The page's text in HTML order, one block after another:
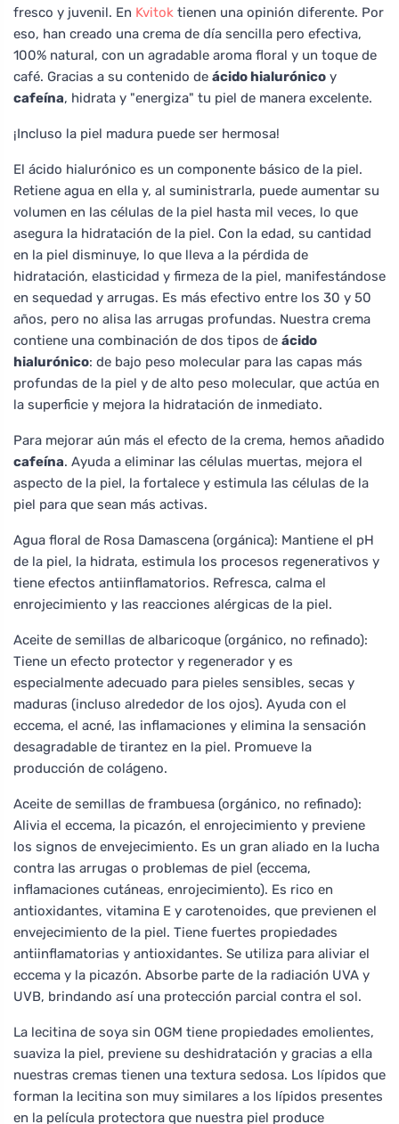
fresco y juvenil. En Kvitok tienen una opinión diferente. Por
eso, han creado una crema de día sencilla pero efectiva,
100% natural, con un agradable aroma floral y un toque de
café. Gracias a su contenido de ácido hialurónico y
cafeína, hidrata y "energiza" tu piel de manera excelente.
¡Incluso la piel madura puede ser hermosa!
El ácido hialurónico es un componente básico de la piel.
Retiene agua en ella y, al suministrarla, puede aumentar su
volumen en las células de la piel hasta mil veces, lo que
asegura la hidratación de la piel. Con la edad, su cantidad
en la piel disminuye, lo que lleva a la pérdida de
hidratación, elasticidad y firmeza de la piel, manifestándose
en sequedad y arrugas. Es más efectivo entre los 30 y 50
años, pero no alisa las arrugas profundas. Nuestra crema
contiene una combinación de dos tipos de ácido
hialurónico: de bajo peso molecular para las capas más
profundas de la piel y de alto peso molecular, que actúa en
la superficie y mejora la hidratación de inmediato.
Para mejorar aún más el efecto de la crema, hemos añadido
cafeína. Ayuda a eliminar las células muertas, mejora el
aspecto de la piel, la fortalece y estimula las células de la
piel para que sean más activas.
Agua floral de Rosa Damascena (orgánica): Mantiene el pH
de la piel, la hidrata, estimula los procesos regenerativos y
tiene efectos antiinflamatorios. Refresca, calma el
enrojecimiento y las reacciones alérgicas de la piel.
Aceite de semillas de albaricoque (orgánico, no refinado):
Tiene un efecto protector y regenerador y es
especialmente adecuado para pieles sensibles, secas y
maduras (incluso alrededor de los ojos). Ayuda con el
eccema, el acné, las inflamaciones y elimina la sensación
desagradable de tirantez en la piel. Promueve la
producción de colágeno.
Aceite de semillas de frambuesa (orgánico, no refinado):
Alivia el eccema, la picazón, el enrojecimiento y previene
los signos de envejecimiento. Es un gran aliado en la lucha
contra las arrugas o problemas de piel (eccema,
inflamaciones cutáneas, enrojecimiento). Es rico en
antioxidantes, vitamina E y carotenoides, que previenen el
envejecimiento de la piel. Tiene fuertes propiedades
antiinflamatorias y antioxidantes. Se utiliza para aliviar el
eccema y la picazón. Absorbe parte de la radiación UVA y
UVB, brindando así una protección parcial contra el sol.
La lecitina de soya sin OGM tiene propiedades emolientes,
suaviza la piel, previene su deshidratación y gracias a ella
nuestras cremas tienen una textura sedosa. Los lípidos que
forman la lecitina son muy similares a los lípidos presentes
en la película protectora que nuestra piel produce